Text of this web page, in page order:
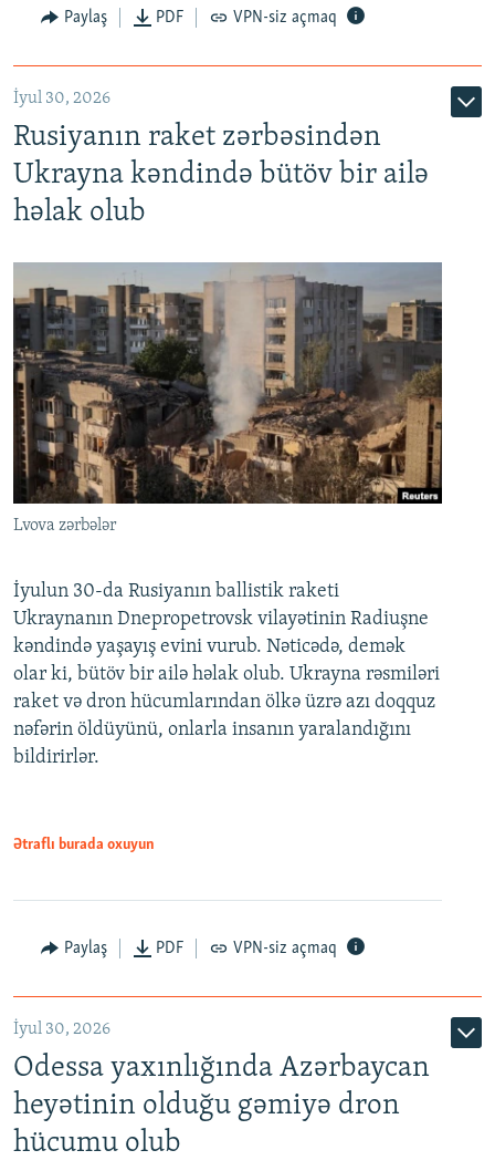
Paylaş PDF VPN-siz açmaq
İyul 30, 2026
Rusiyanın raket zərbəsindən
Ukrayna kəndində bütöv bir ailə
həlak olub
Lvova zərbələr
İyulun 30-da Rusiyanın ballistik raketi
Ukraynanın Dnepropetrovsk vilayətinin Radiuşne
kəndində yaşayış evini vurub. Nəticədə, demək
olar ki, bütöv bir ailə həlak olub. Ukrayna rəsmiləri
raket və dron hücumlarından ölkə üzrə azı doqquz
nəfərin öldüyünü, onlarla insanın yaralandığını
bildirirlər.
Ətraflı burada oxuyun
Paylaş PDF VPN-siz açmaq
İyul 30, 2026
Odessa yaxınlığında Azərbaycan
heyətinin olduğu gəmiyə dron
hücumu olub